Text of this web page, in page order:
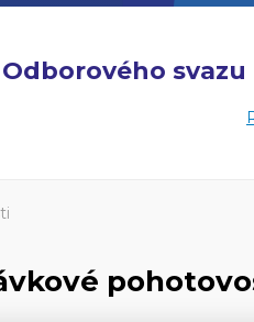
svazu